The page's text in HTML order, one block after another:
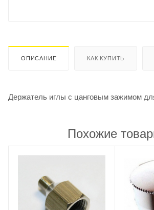
ОПИСАНИЕ КАК КУПИТЬ
Держатель иглы с цанговым зажимом
Похожие